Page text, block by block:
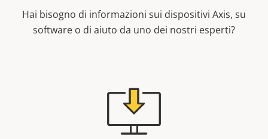
Hai bisogno di informazioni sui dispositivi Axis, su
software o di aiuto da uno dei nostri esperti?